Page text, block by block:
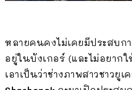
หลายคนคงไม่เคยมีประสบก
อยู่ในบังเกอร์ (และไม่อยาก
เอาเป็นว่าช่างภาพสาวชาวยูเ